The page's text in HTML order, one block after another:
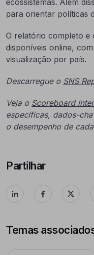
ecossistemas. Além
para orientar políticas
O relatório completo e
disponíveis online,
visualização por país.
Descarregue o SNS
Veja o Scoreboard
específicas, dados-
o desempenho de
Partilhar
Temas